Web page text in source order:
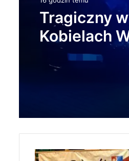
16 godzin temu
Tragiczny
Kobielach
22-letni
18 godzin temu
Około 90
ogłasza
Z